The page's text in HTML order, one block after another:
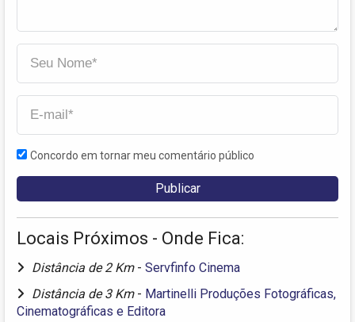
Concordo em tornar meu comentário público
Locais Próximos - Onde Fica:
Distância de 2 Km - Servfinfo Cinema
Distância de 3 Km - Martinelli Produções Fotográficas,
Cinematográficas e Editora